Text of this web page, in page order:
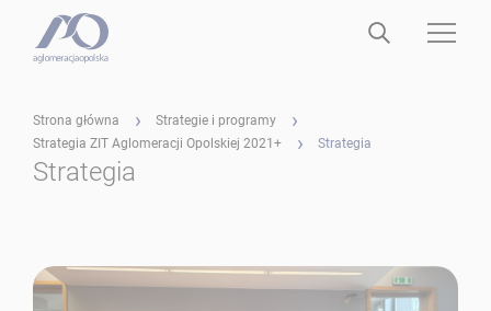
Strona główna
Strategie i programy
Strategia ZIT Aglomeracji Opolskiej 2021+
Strategia
Strategia